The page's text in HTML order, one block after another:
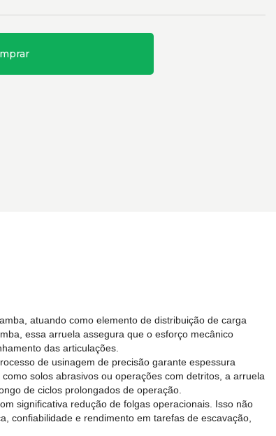
atuando como elemento de distribuição de carga
essa arruela assegura que o esforço mecânico
das articulações.
de usinagem de precisão garante espessura
solos abrasivos ou operações com detritos, a arruela
de ciclos prolongados de operação.
significativa redução de folgas operacionais. Isso não
confiabilidade e rendimento em tarefas de escavação,